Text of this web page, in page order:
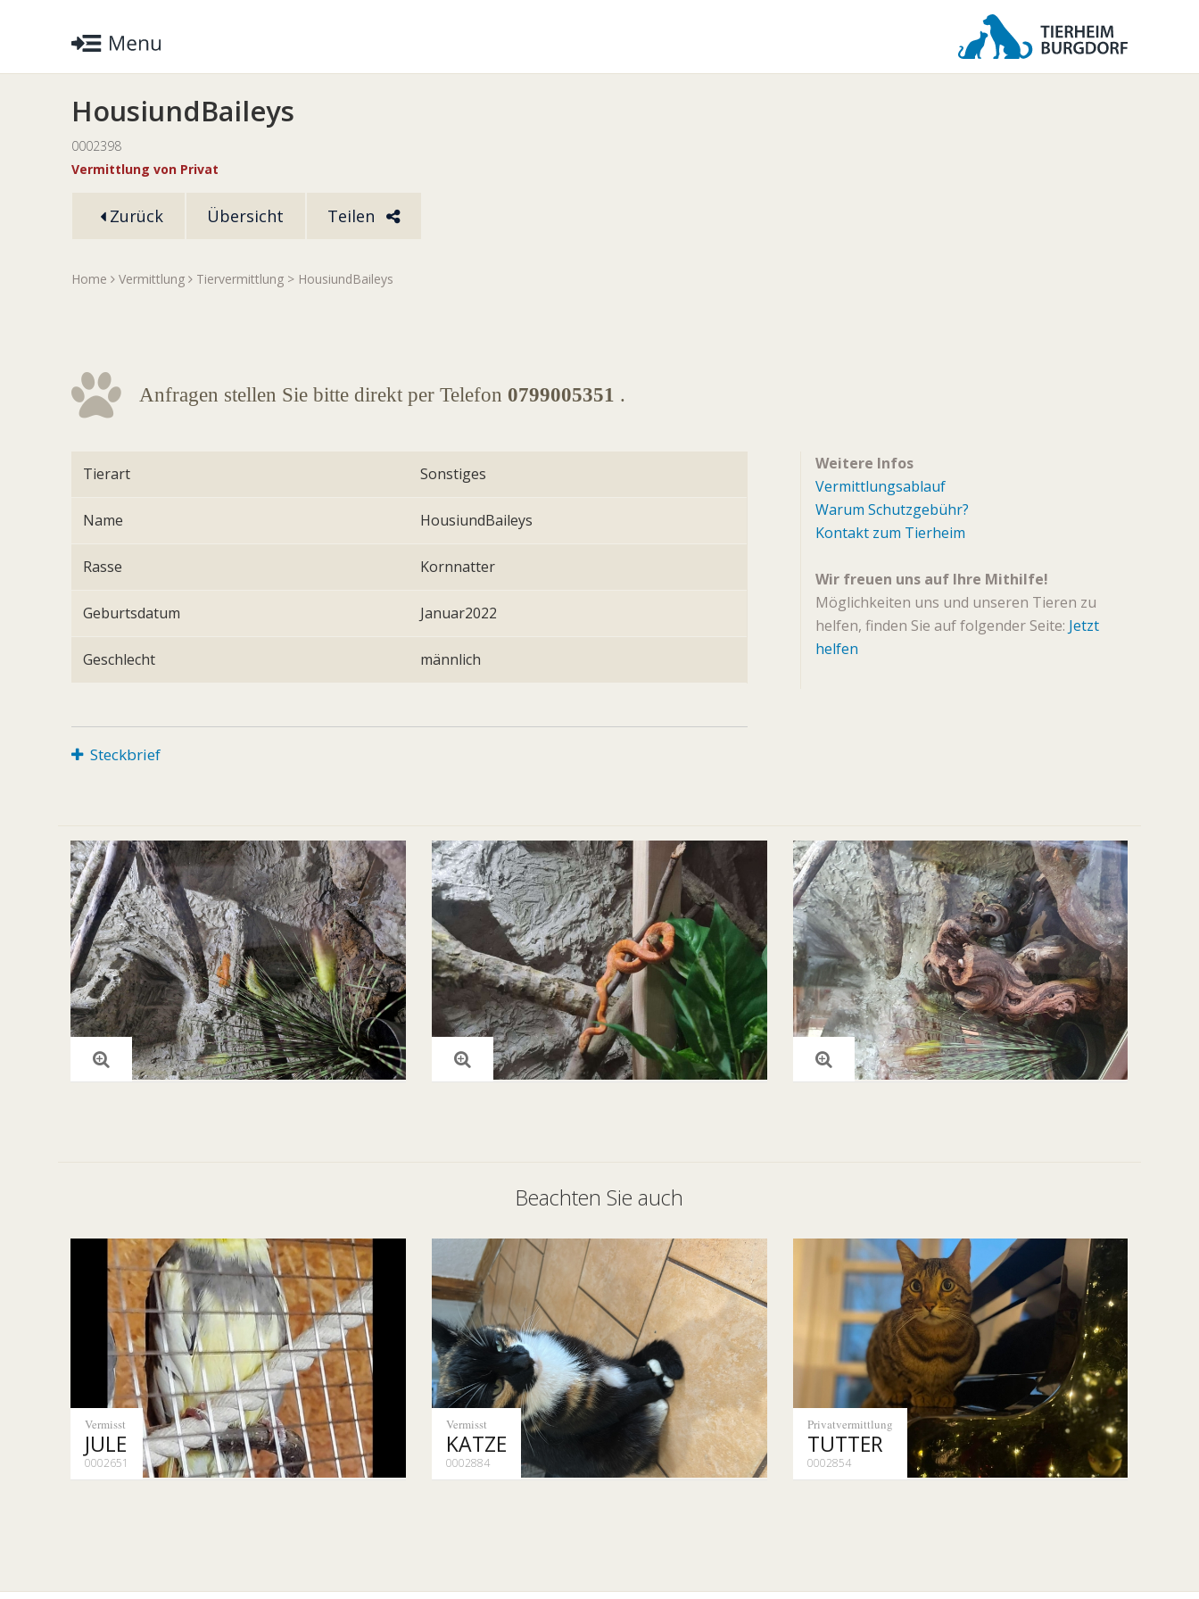
HousiundBaileys
0002398
Vermittlung von Privat
Zurück Übersicht Teilen
Home Vermittlung Tiervermittlung > HousiundBaileys
Anfragen stellen Sie bitte direkt per Telefon 0799005351 .
Tierart Sonstiges
Name HousiundBaileys
Rasse Kornnatter
Geburtsdatum Januar2022
Geschlecht männlich
Steckbrief
Weitere Infos
Vermittlungsablauf
Warum Schutzgebühr?
Kontakt zum Tierheim
Wir freuen uns auf Ihre Mithilfe!
Möglichkeiten uns und unseren Tieren zu
helfen, finden Sie auf folgender Seite: Jetzt
helfen
Beachten Sie auch
Vermisst
JULE
0002651
Vermisst
KATZE
0002884
Privatvermittlung
TUTTER
0002854